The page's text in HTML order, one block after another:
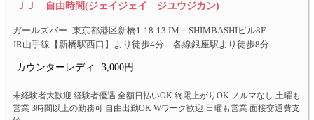
ＪＪ 自由時間(ジェイジェイ ジユウジカン)
ガールズバー- 東京都港区新橋1-18-13 IM－SHIMBASHIビル8F
JR山手線【新橋駅西口】より徒歩4分 各線銀座駅より徒歩8分
カウンターレディ 3,000円
未経験者大歓迎 経験者優遇 全額日払いOK 終電上がりOK ノルマなし 土曜も
営業 3時間以上の勤務可 自由出勤OK Wワーク歓迎 日曜も営業 面接交通費支